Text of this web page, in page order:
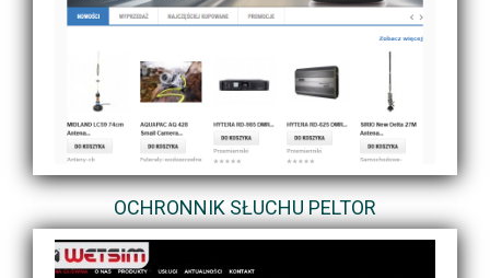
OCHRONNIK SŁUCHU PELTOR